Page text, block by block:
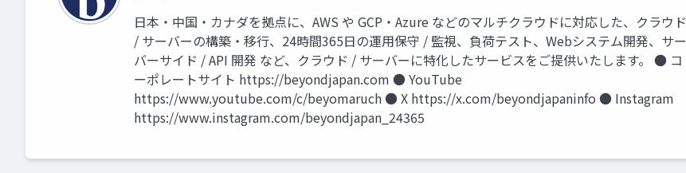
日本・中国・カナダを拠点に、AWS や GCP・Azure などのマルチクラウドに対応した、クラウド
/ サーバーの構築・移行、24時間365日の運用保守 / 監視、負荷テスト、Webシステム開発、サー
バーサイド / API 開発 など、クラウド / サーバーに特化したサービスをご提供いたします。 ● コ
ーポレートサイト https://beyondjapan.com ● YouTube
https://www.youtube.com/c/beyomaruch ● X https://x.com/beyondjapaninfo ● Instagram
https://www.instagram.com/beyondjapan_24365